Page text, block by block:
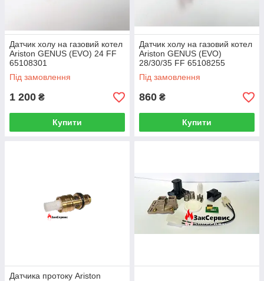
Датчик холу на газовий котел
Ariston GENUS (EVO) 24 FF
65108301
Під замовлення
1 200 ₴
Купити
Датчик холу на газовий котел
Ariston GENUS (EVO)
28/30/35 FF 65108255
Під замовлення
860 ₴
Купити
Датчика протоку Ariston